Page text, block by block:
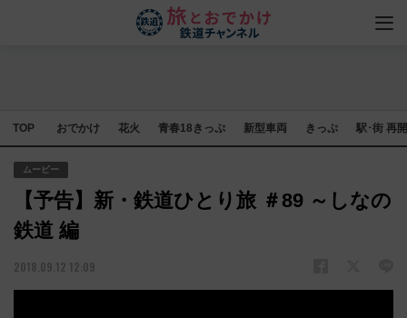
TOP おでかけ 花火 青春18きっぷ 新型車両 きっぷ 駅･街 再
ムービー
【予告】新・鉄道ひとり旅 ＃89 ～しなの
鉄道 編
2018.09.12 12:09